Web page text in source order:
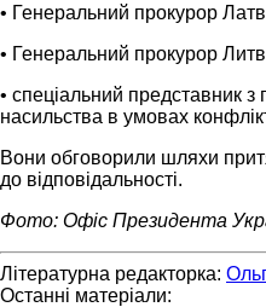
• Генеральний прокурор
• Генеральний прокурор
• спеціальний представник з
насильства в умовах
Вони обговорили шляхи
до відповідальності.
Фото: Офіс Президента
Літературна редакторка:
Останні матеріали: